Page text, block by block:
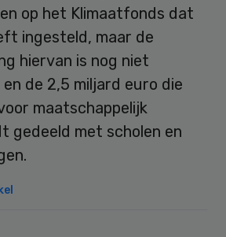
op het Klimaatfonds dat
ingesteld, maar de
hiervan is nog niet
de 2,5 miljard euro die
maatschappelijk
gedeeld met scholen en